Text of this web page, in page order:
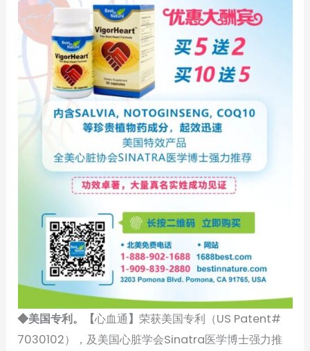
◆美国专利。【心血通】荣获美国专利（US Patent#
7030102），及美国心脏学会Sinatra医学博士强力推